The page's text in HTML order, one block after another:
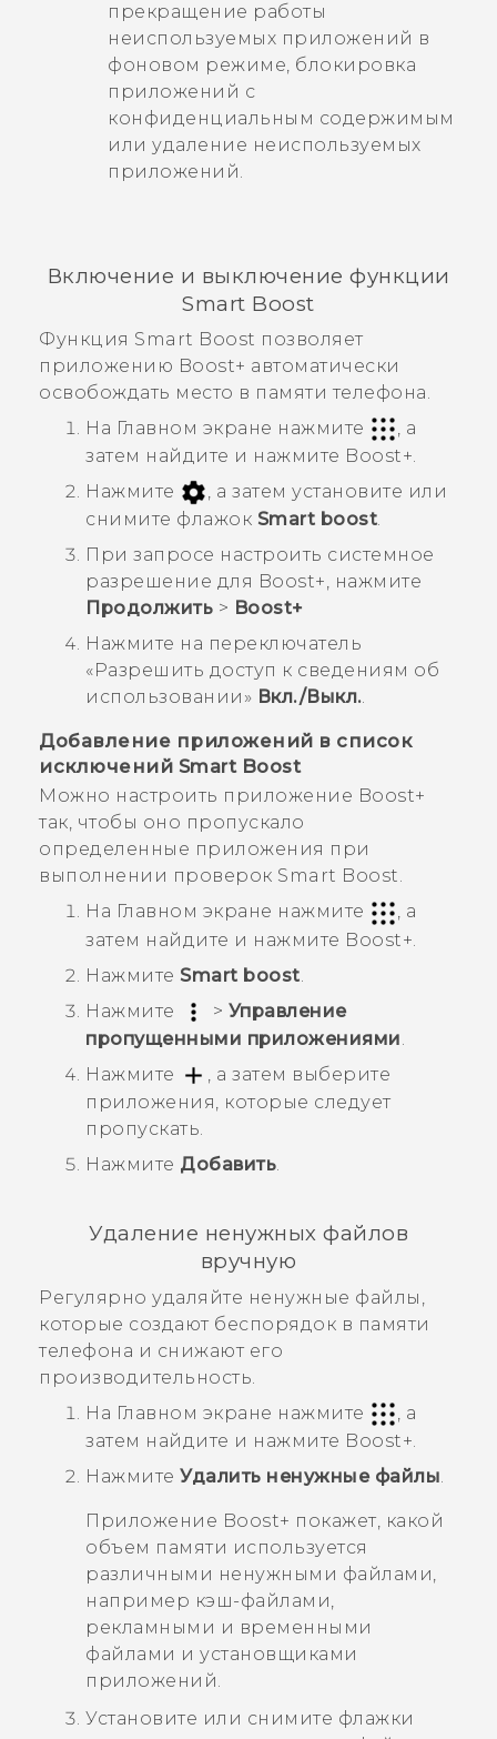
прекращение работы
неиспользуемых приложений в
фоновом режиме, блокировка
приложений с
конфиденциальным содержимым
или удаление неиспользуемых
приложений.
Включение и выключение функции
Smart Boost
Функция Smart Boost позволяет
приложению Boost+ автоматически
освобождать место в памяти телефона.
На Главном экране нажмите
, а
затем найдите и нажмите Boost+.
Нажмите
, а затем установите или
снимите флажок Smart boost.
При запросе настроить системное
разрешение для Boost+, нажмите
Продолжить > Boost+
Нажмите на переключатель
«Разрешить доступ к сведениям об
использовании » Вкл./Выкл..
Добавление приложений в список
исключений Smart Boost
Можно настроить приложение Boost+
так, чтобы оно пропускало
определенные приложения при
выполнении проверок Smart Boost.
На Главном экране нажмите
, а
затем найдите и нажмите Boost+
Нажмите Smart boost
Нажмите
> Управление
пропущенными приложениями.
Нажмите
, а затем выберите
приложения, которые следует
пропускать.
Нажмите Добавить.
Удаление ненужных файлов
вручную
Регулярно удаляйте ненужные файлы,
которые создают беспорядок в памяти
телефона и снижают его
производительность.
На Главном экране нажмите
, а
затем найдите и нажмите Boost+.
Нажмите Удалить ненужные файлы.
Приложение Boost+ покажет, какой
объем памяти используется
различными ненужными файлами,
например кэш-файлами,
рекламными и временными
файлами и установщиками
приложений.
Установите или снимите флажки